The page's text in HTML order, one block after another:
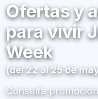
Ofertas y
para vivir
Week
(del 22 al 25 de
Consulta